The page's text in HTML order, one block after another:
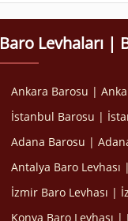
Baro Levhaları |
Ankara Barosu |
İstanbul Barosu |
Adana Barosu |
Antalya Baro
İzmir Baro Levhası |
Konya Baro Levhası